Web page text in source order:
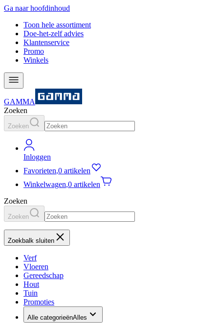
Ga naar hoofdinhoud
Toon hele assortiment
Doe-het-zelf advies
Klantenservice
Promo
Winkels
GAMMA
Zoeken
Zoeken
Inloggen
Favorieten,0 artikelen
Winkelwagen,0 artikelen
Zoeken
Zoeken
Zoekbalk sluiten
Verf
Vloeren
Gereedschap
Hout
Tuin
Promoties
Alle categorieënAlles